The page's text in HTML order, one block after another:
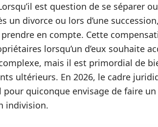
est question de se séparer
un divorce ou lors d’une
en compte. Cette
lorsqu’un d’eux souhaite
mais il est primordial de
ultérieurs. En 2026, le cadre
quiconque envisage de faire
indivision.